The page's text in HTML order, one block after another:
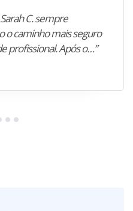
C. sempre
o caminho mais seguro
profissional. Após o…”